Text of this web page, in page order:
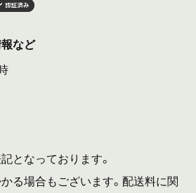
など
となっております。
る場合もございます。配送料に関